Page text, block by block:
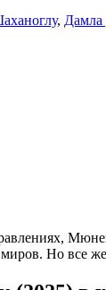
,
Но все